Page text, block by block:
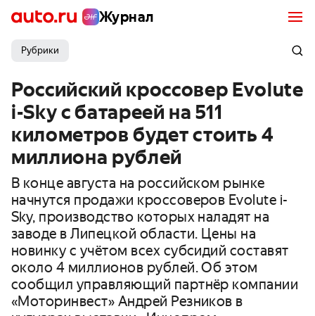
Журнал
Рубрики
Российский кроссовер Evolute
i-Sky с батареей на 511
километров будет стоить 4
миллиона рублей
В конце августа на российском рынке
начнутся продажи кроссоверов Evolute i-
Sky, производство которых наладят на
заводе в Липецкой области. Цены на
новинку с учётом всех субсидий составят
около 4 миллионов рублей. Об этом
сообщил управляющий партнёр компании
«Моторинвест» Андрей Резников в